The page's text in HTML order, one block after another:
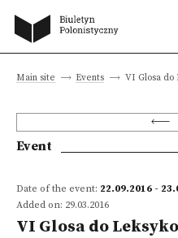
Main site Events VI Glosa do
Event
Date of the event: 22.09.2016 -
Added on: 29.03.2016
VI Glosa do